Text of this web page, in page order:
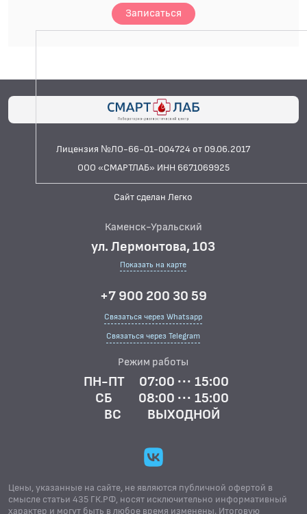
Записаться
Лицензия №ЛО-66-01-004724 от 09.06.2017
ООО «СМАРТЛАБ» ИНН 6671069925
Сайт сделан Легко
Каменск-Уральский
ул. Лермонтова, 103
Показать на карте
+7 900 200 30 59
Связаться через Whatsapp
Связаться через Telegram
Режим работы
ПН-ПТ
07:00 ··· 15:00
СБ
08:00 ··· 15:00
ВС
ВЫХОДНОЙ
Цены, указанные на сайте, не являются публичной офертой в
смысле статьи 435 ГК.РФ, носят исключительно информативный
характер и могут быть в любое время изменены. Итоговую